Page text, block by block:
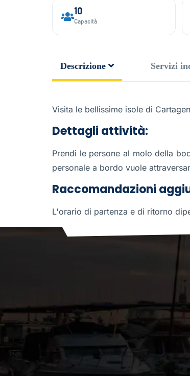
10
Capacità
Descrizione Servizi
Visita le bellissime isole di
Dettagli attività:
Prendi le persone al molo della
personale a bordo vuole
Raccomandazioni
L'orario di partenza e di ritorno